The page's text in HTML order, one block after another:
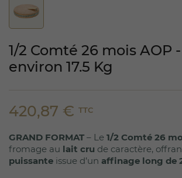
1/2 Comté 26 mois AOP -
environ 17.5 Kg
420,87 € TTC
GRAND FORMAT – Le 1/2 Comté 26
fromage au lait cru de caractère,
puissante issue d’un affinage long de